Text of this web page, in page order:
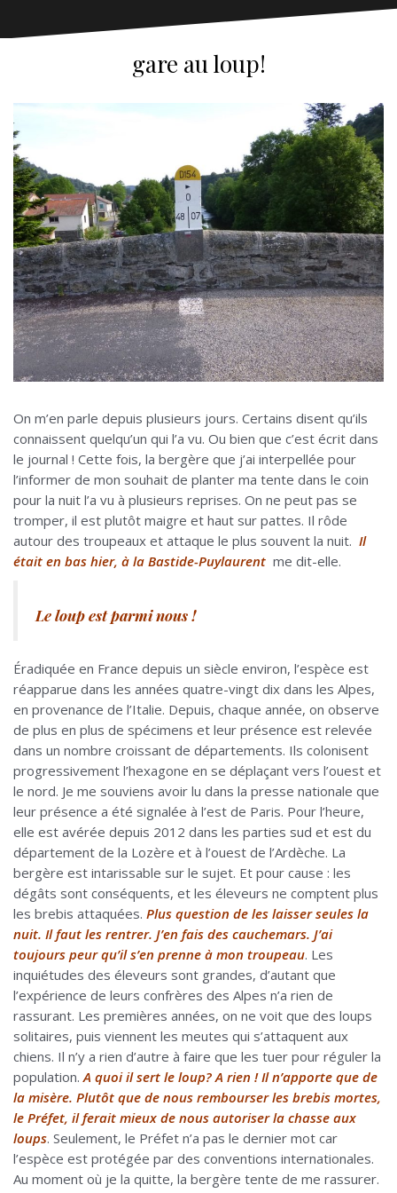
gare au loup!
On m’en parle depuis plusieurs jours. Certains disent qu’ils
connaissent quelqu’un qui l’a vu. Ou bien que c’est écrit dans
le journal ! Cette fois, la bergère que j’ai interpellée pour
l’informer de mon souhait de planter ma tente dans le coin
pour la nuit l’a vu à plusieurs reprises. On ne peut pas se
tromper, il est plutôt maigre et haut sur pattes. Il rôde
autour des troupeaux et attaque le plus souvent la nuit. Il
était en bas hier, à la Bastide-Puylaurent me dit-elle.
Le loup est parmi nous !
Éradiquée en France depuis un siècle environ, l’espèce est
réapparue dans les années quatre-vingt dix dans les Alpes,
en provenance de l’Italie. Depuis, chaque année, on observe
de plus en plus de spécimens et leur présence est relevée
dans un nombre croissant de départements. Ils colonisent
progressivement l’hexagone en se déplaçant vers l’ouest et
le nord. Je me souviens avoir lu dans la presse nationale que
leur présence a été signalée à l’est de Paris. Pour l’heure,
elle est avérée depuis 2012 dans les parties sud et est du
département de la Lozère et à l’ouest de l’Ardèche. La
bergère est intarissable sur le sujet. Et pour cause : les
dégâts sont conséquents, et les éleveurs ne comptent plus
les brebis attaquées. Plus question de les laisser seules la
nuit. Il faut les rentrer. J’en fais des cauchemars. J’ai
toujours peur qu’il s’en prenne à mon troupeau. Les
inquiétudes des éleveurs sont grandes, d’autant que
l’expérience de leurs confrères des Alpes n’a rien de
rassurant. Les premières années, on ne voit que des loups
solitaires, puis viennent les meutes qui s’attaquent aux
chiens. Il n’y a rien d’autre à faire que les tuer pour réguler la
population. A quoi il sert le loup? A rien ! Il n’apporte que de
la misère. Plutôt que de nous rembourser les brebis mortes,
le Préfet, il ferait mieux de nous autoriser la chasse aux
loups. Seulement, le Préfet n’a pas le dernier mot car
l’espèce est protégée par des conventions internationales.
Au moment où je la quitte, la bergère tente de me rassurer.